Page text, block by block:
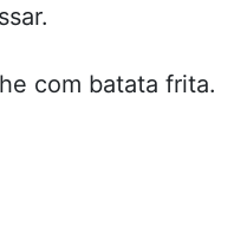
com batata frita.